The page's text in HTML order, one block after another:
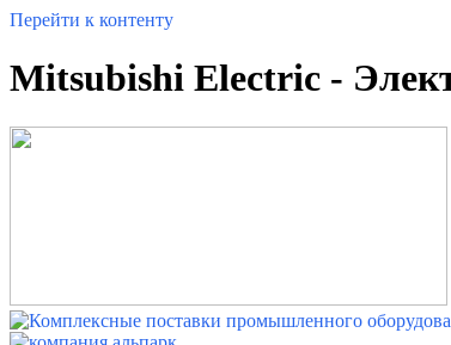
Перейти к контенту
Mitsubishi Electric -